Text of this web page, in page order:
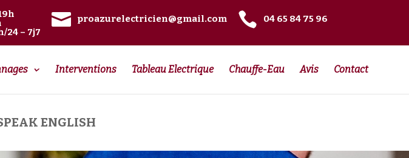
24 – 7j7
 proazurelectricien@gmail.com  04 65 84 75 96
Interventions Tableau Electrique Chauffe-Eau Avis Contact
ENGLISH